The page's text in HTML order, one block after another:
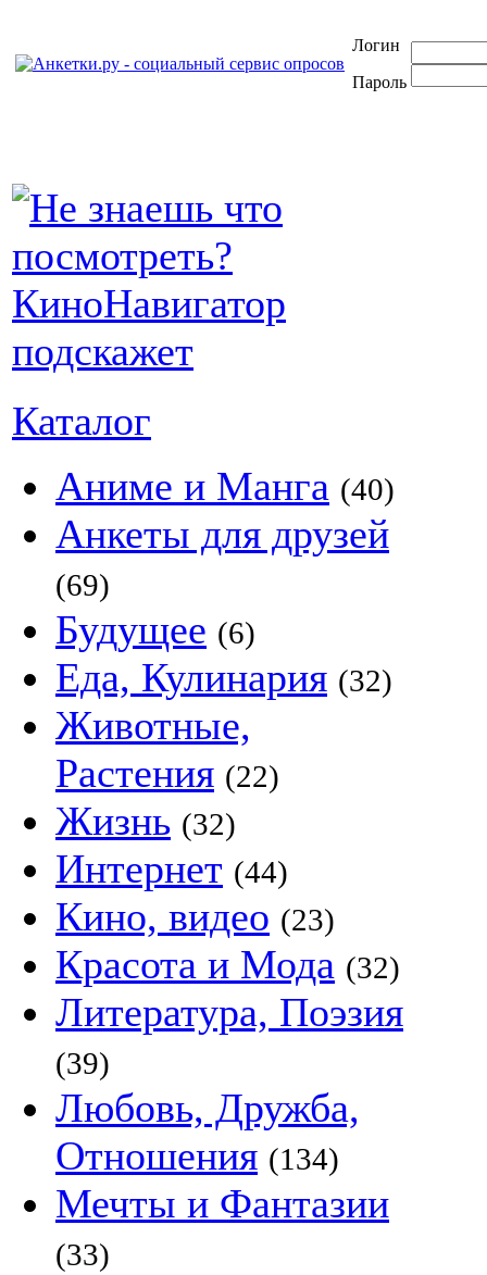
Логин
Пароль
Каталог
Аниме и Манга (40)
Анкеты для друзей
(69)
Будущее (6)
Еда, Кулинария (32)
Животные,
Растения (22)
Жизнь (32)
Интернет (44)
Кино, видео (23)
Красота и Мода (32)
Литература, Поэзия
(39)
Любовь, Дружба,
Отношения (134)
Мечты и Фантазии
(33)